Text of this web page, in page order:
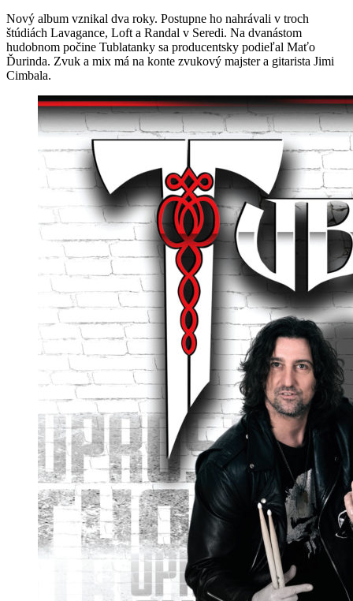
Nový album vznikal dva roky. Postupne ho nahrávali v troch
štúdiách Lavagance, Loft a Randal v Seredi. Na dvanástom
hudobnom počine Tublatanky sa producentsky podieľal Maťo
Ďurinda. Zvuk a mix má na konte zvukový majster a gitarista Jimi
Cimbala.